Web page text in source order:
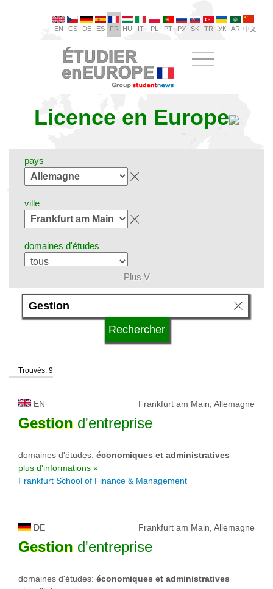
EN CS DE ES FR HU IT PL PT РУ SK TR УК AR 中文
Licence en Europe
pays
ville
domaines d'études
langue
qualification
type d'université
statut d'université
Plus V
Trouvés: 9
EN Frankfurt am Main, Allemagne
Gestion d'entreprise
domaines d'études: économiques et administratives
plus d'informations »
Frankfurt School of Finance & Management
DE Frankfurt am Main, Allemagne
Gestion d'entreprise
domaines d'études: économiques et administratives